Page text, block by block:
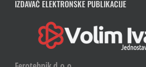
IZDAVAČ ELEKTRONSKE PUBLIKACIJE